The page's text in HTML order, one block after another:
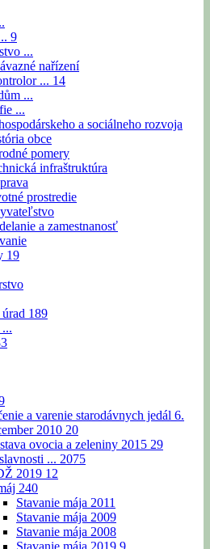
9
...
nařízení
... 14
...
...
a sociálneho rozvoja
obce
pomery
infraštruktúra
prostredie
a zamestnanosť
19
189
a varenie starodávnych jedál 6.
2010 20
ovocia a zeleniny 2015 29
... 2075
2019 12
240
Stavanie mája 2011
Stavanie mája 2009
Stavanie mája 2008
Stavanie mája 2019 9